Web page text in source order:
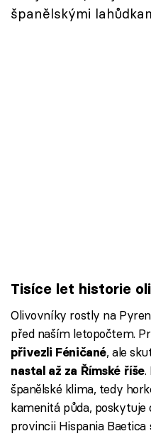
španělskými
Tisíce let historie
Olivovníky rostly na
před naším letopočtem.
přivezli Féničané, ale
nastal až za Římské říše.
španělské klima, tedy
kamenitá půda, poskytuje
provincii Hispania